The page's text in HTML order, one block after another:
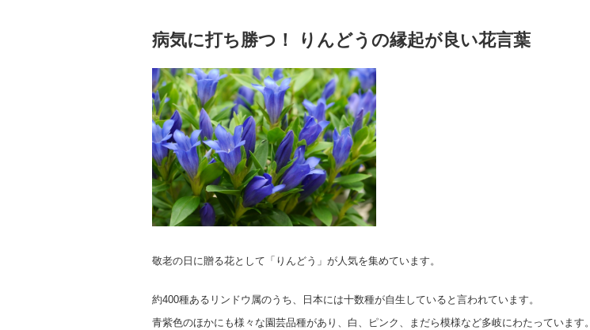
病気に打ち勝つ！ りんどうの縁起が良い花言葉
敬老の日に贈る花として「りんどう」が人気を集めています。
約400種あるリンドウ属のうち、日本には十数種が自生していると言われています。
青紫色のほかにも様々な園芸品種があり、白、ピンク、まだら模様など多岐にわたっています。